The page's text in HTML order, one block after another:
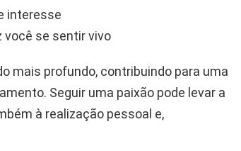
interesse
você se sentir vivo
mais profundo, contribuindo para uma
Seguir uma paixão pode levar a
à realização pessoal e,